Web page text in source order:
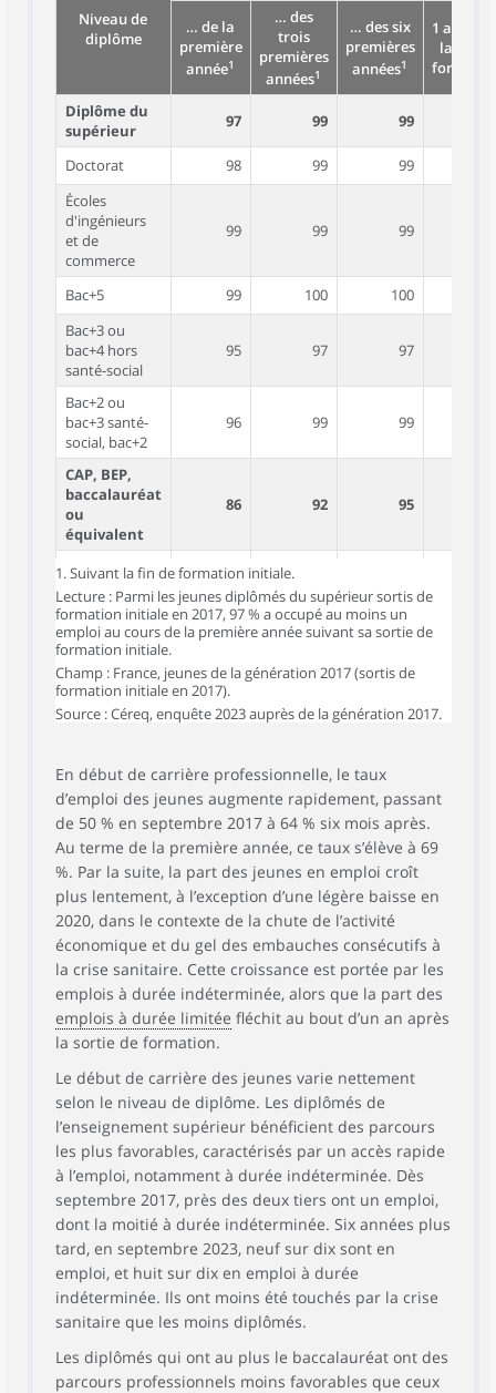
Niveau de
diplôme
… de la
première
année1
… des
trois
premières
années1
… des six
premières
années1
1 an
la fin de
Diplôme du
supérieur
97 99 99
Doctorat 98 99 99
Écoles
d'ingénieurs
et de
commerce
99 99 99
Bac+5 99 100 100
Bac+3 ou
bac+4 hors
santé-social
95 97 97
Bac+2 ou
bac+3 santé-
social, bac+2
96 99 99
CAP, BEP,
baccalauréat
ou
équivalent
86 92 95
Baccalauréat
ou équivalent
86
CAP, BEP ou
équivalent
83 88 91
Aucun
diplôme,
brevet des
51
Ensemble 87 92
1. Suivant la fin de formation initiale.
Lecture : Parmi les jeunes diplômés du supérieur sortis de
formation initiale en 2017, 97 % a occupé au moins un
emploi au cours de la première année suivant sa sortie de
formation initiale.
Champ : France, jeunes de la génération 2017 (sortis de
formation initiale en 2017).
Source : Céreq, enquête 2023 auprès de la génération 2017.
En début de carrière professionnelle, le taux
d’emploi des jeunes augmente rapidement, passant
de 50 % en septembre 2017 à 64 % six mois après.
Au terme de la première année, ce taux s’élève à 69
%. Par la suite, la part des jeunes en emploi croît
plus lentement, à l’exception d’une légère baisse en
2020, dans le contexte de la chute de l’activité
économique et du gel des embauches consécutifs à
la crise sanitaire. Cette croissance est portée par les
emplois à durée indéterminée, alors que la part des
emplois à durée limitée fléchit au bout d’un an après
la sortie de formation.
Le début de carrière des jeunes varie nettement
selon le niveau de diplôme. Les diplômés de
l’enseignement supérieur bénéficient des parcours
les plus favorables, caractérisés par un accès rapide
à l’emploi, notamment à durée indéterminée. Dès
septembre 2017, près des deux tiers ont un emploi,
dont la moitié à durée indéterminée. Six années plus
tard, en septembre 2023, neuf sur dix sont en
emploi, et huit sur dix en emploi à durée
indéterminée. Ils ont moins été touchés par la crise
sanitaire que les moins diplômés.
Les diplômés qui ont au plus le baccalauréat ont des
parcours professionnels moins favorables que ceux